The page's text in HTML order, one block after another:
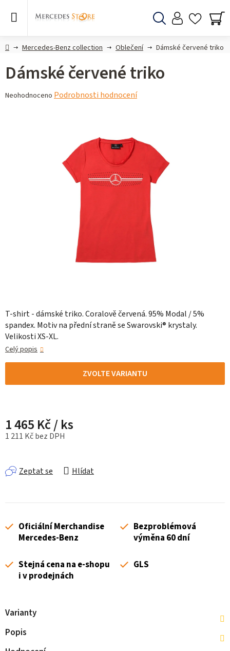
DomůMercedes-Benz collection Oblečení Dámské červené triko
T-shirt - dámské triko. Coralově červená. 95% Modal / 5%
spandex. Motiv na přední straně se Swarovski® krystaly.
Velikosti XS-XL.
Celý popis
ZVOLTE VARIANTU
1 465 Kč/ ks
1 211 Kč bez DPH
Zeptat se Hlídat
Dámské červené triko
Průměrné
Neohodnoceno Podrobnosti hodnocení
Oficiální Merchandise
Mercedes-Benz
Bezproblémová
výměna 60 dní
Stejná cena na e-shopu
i v prodejnách
GLS
Varianty
Popis